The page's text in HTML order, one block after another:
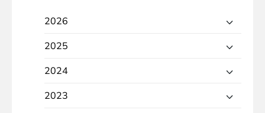
2026
2025
2024
2023